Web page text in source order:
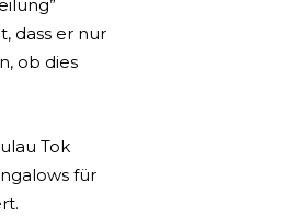
dass er nur
ob dies
Tok
für